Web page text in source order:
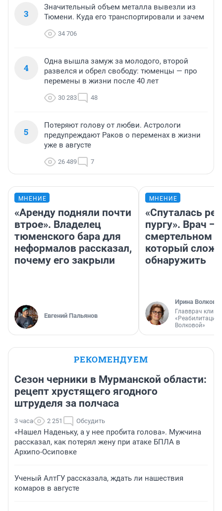
3
Значительный объем металла вывезли из
Тюмени. Куда его транспортировали и зачем
34 706
4
Одна вышла замуж за молодого, второй
развелся и обрел свободу: тюменцы — про
перемены в жизни после 40 лет
30 283 48
5
Потеряют голову от любви. Астрологи
предупреждают Раков о переменах в жизни
уже в августе
26 489 7
МНЕНИЕ
«Аренду подняли почти
втрое». Владелец
тюменского бара для
неформалов рассказал,
почему его закрыли
Евгений Пальянов
МНЕНИЕ
«Спуталась
пургу». Врач —
смертельном
который
обнаружить
Ирина Волкова
Главврач
«Реабилитация
Волковой»
РЕКОМЕНДУЕМ
Сезон черники в Мурманской области:
рецепт хрустящего ягодного
штруделя за полчаса
3 часа 2 251 Обсудить
«Нашел Наденьку, а у нее пробита голова». Мужчина
рассказал, как потерял жену при атаке БПЛА в
Архипо-Осиповке
Ученый АлтГУ рассказала, ждать ли нашествия
комаров в августе